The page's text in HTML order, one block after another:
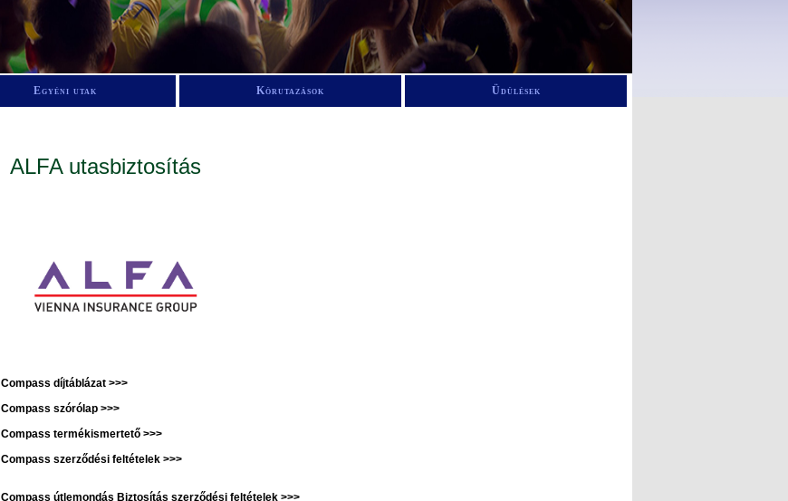
Egyéni utak Körutazások Üdülések
ALFA utasbiztosítás
Compass díjtáblázat >>>
Compass szórólap >>>
Compass termékismertető >>>
Compass szerződési feltételek >>>
Compass útlemondás Biztosítás szerződési feltételek >>>